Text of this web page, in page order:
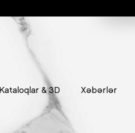
Kataloqlar & 3D Xəbərlər